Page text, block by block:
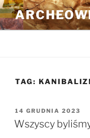
Przejdź
do
treści
TAG:
OPUBLIKOWANE
W
14 GRUDNIA 2023
Wszyscy